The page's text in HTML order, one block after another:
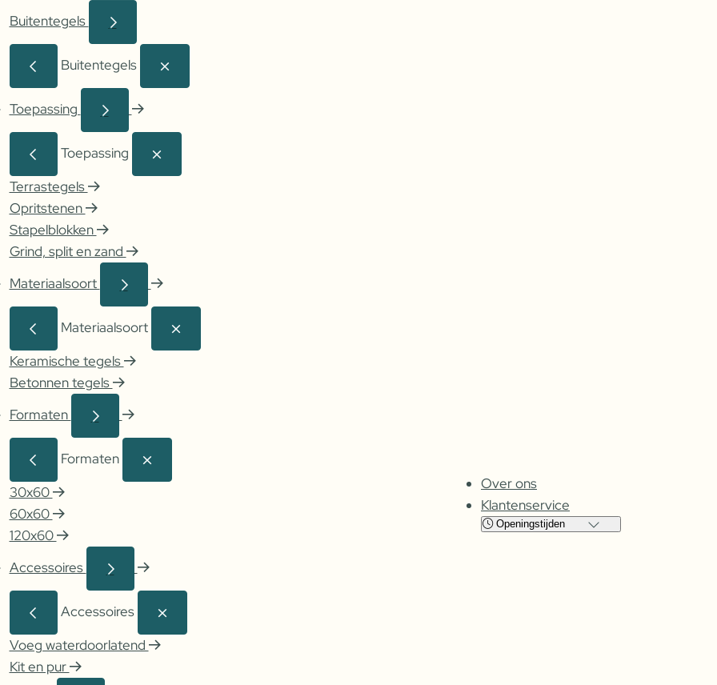
Buitentegels
Buitentegels
Toepassing
Toepassing
Terrastegels
Opritstenen
Stapelblokken
Grind, split en zand
Materiaalsoort
Materiaalsoort
Keramische tegels
Betonnen tegels
Formaten
Formaten
30x60
60x60
120x60
Accessoires
Accessoires
Voeg waterdoorlatend
Kit en pur
Over ons
Klantenservice
Openingstijden